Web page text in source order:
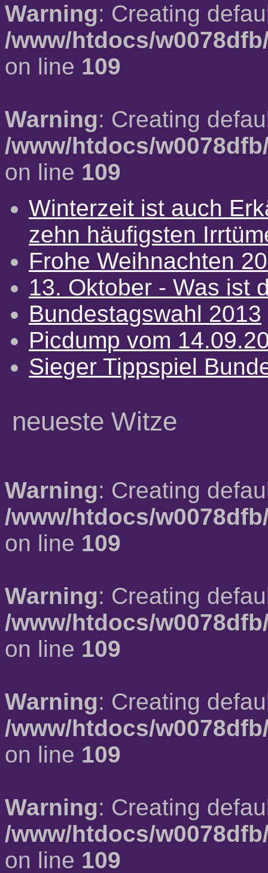
Warning: Creating
/www/htdocs/
on line 109
Warning: Creating
/www/htdocs/
on line 109
Winterzeit ist auch
zehn häufigsten
Frohe Weihnachten
13. Oktober - Was ist
Bundestagswahl 2013
Picdump vom
Sieger Tippspiel
neueste Witze
Warning: Creating
/www/htdocs/
on line 109
Warning: Creating
/www/htdocs/
on line 109
Warning: Creating
/www/htdocs/
on line 109
Warning: Creating
/www/htdocs/
on line 109